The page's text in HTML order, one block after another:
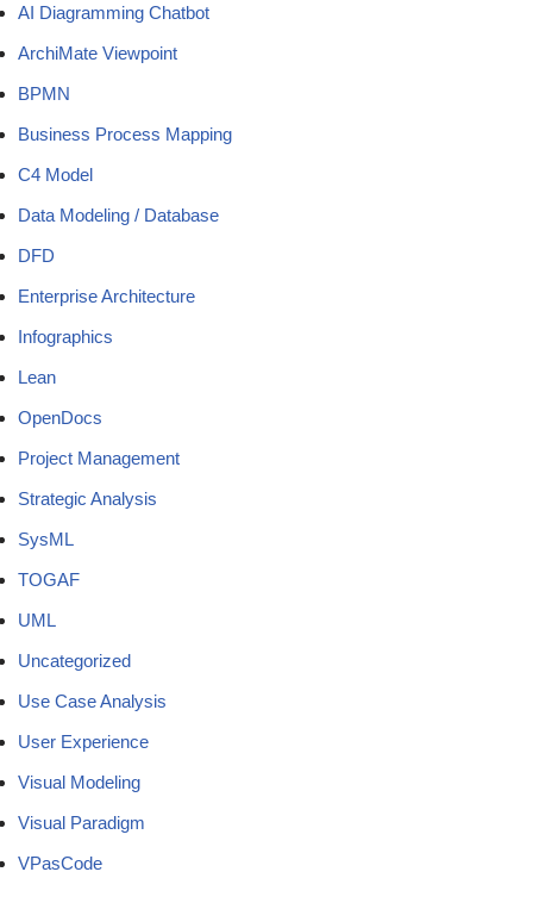
AI Diagramming Chatbot
ArchiMate Viewpoint
BPMN
Business Process Mapping
C4 Model
Data Modeling / Database
DFD
Enterprise Architecture
Infographics
Lean
OpenDocs
Project Management
Strategic Analysis
SysML
TOGAF
UML
Uncategorized
Use Case Analysis
User Experience
Visual Modeling
Visual Paradigm
VPasCode